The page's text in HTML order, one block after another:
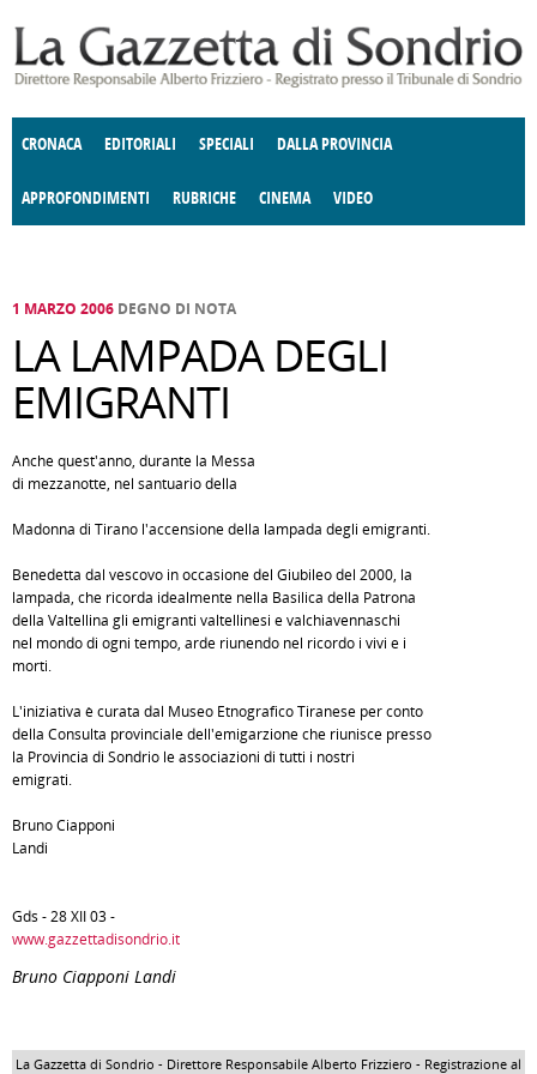
CRONACA EDITORIALI SPECIALI DALLA PROVINCIA
APPROFONDIMENTI
E SPETTACOLI POLITICA
RUBRICHE
DELLE IDEE FATTI DELLO SPIRITO
CINEMA VIDEO
1 MARZO 2006 DEGNO DI NOTA
LA LAMPADA DEGLI
EMIGRANTI
Anche quest'anno, durante la Messa
di mezzanotte, nel santuario della
Madonna di Tirano l'accensione della lampada degli emigranti.
Benedetta dal vescovo in occasione del Giubileo del 2000, la
lampada, che ricorda idealmente nella Basilica della Patrona
della Valtellina gli emigranti valtellinesi e valchiavennaschi
nel mondo di ogni tempo, arde riunendo nel ricordo i vivi e i
morti.
L'iniziativa è curata dal Museo Etnografico Tiranese per conto
della Consulta provinciale dell'emigarzione che riunisce presso
la Provincia di Sondrio le associazioni di tutti i nostri
emigrati.
Bruno Ciapponi
Landi
Gds - 28 XII 03 -
www.gazzettadisondrio.it
Bruno Ciapponi Landi
La Gazzetta di Sondrio - Direttore Responsabile Alberto Frizziero - Registrazione al